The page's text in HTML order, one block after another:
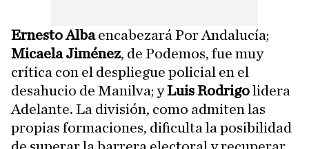
Ernesto Albaencabezará Por Andalucía;
Micaela Jiménez, de Podemos, fue muy
crítica con el despliegue policial en el
desahucio de Manilva; yLuis Rodrigolidera
Adelante. La división, como admiten las
propias formaciones, dificulta la posibilidad